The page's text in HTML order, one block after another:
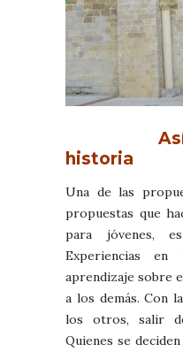
historia
Una de las
propuestas que
para jóvenes,
Experiencias
aprendizaje sobre
a los demás. Con
los otros, salir
Quienes se